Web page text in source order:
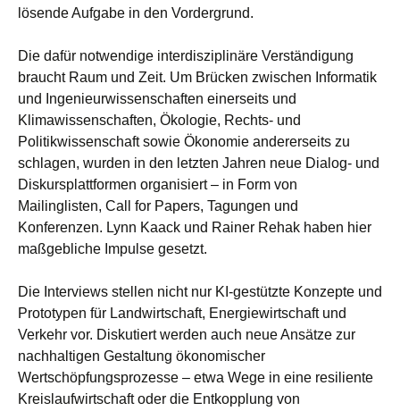
lösende Aufgabe in den Vordergrund.
Die dafür notwendige interdisziplinäre Verständigung
braucht Raum und Zeit. Um Brücken zwischen Informatik
und Ingenieurwissenschaften einerseits und
Klimawissenschaften, Ökologie, Rechts- und
Politikwissenschaft sowie Ökonomie andererseits zu
schlagen, wurden in den letzten Jahren neue Dialog- und
Diskursplattformen organisiert – in Form von
Mailinglisten, Call for Papers, Tagungen und
Konferenzen. Lynn Kaack und Rainer Rehak haben hier
maßgebliche Impulse gesetzt.
Die Interviews stellen nicht nur KI-gestützte Konzepte und
Prototypen für Landwirtschaft, Energiewirtschaft und
Verkehr vor. Diskutiert werden auch neue Ansätze zur
nachhaltigen Gestaltung ökonomischer
Wertschöpfungsprozesse – etwa Wege in eine resiliente
Kreislaufwirtschaft oder die Entkopplung von